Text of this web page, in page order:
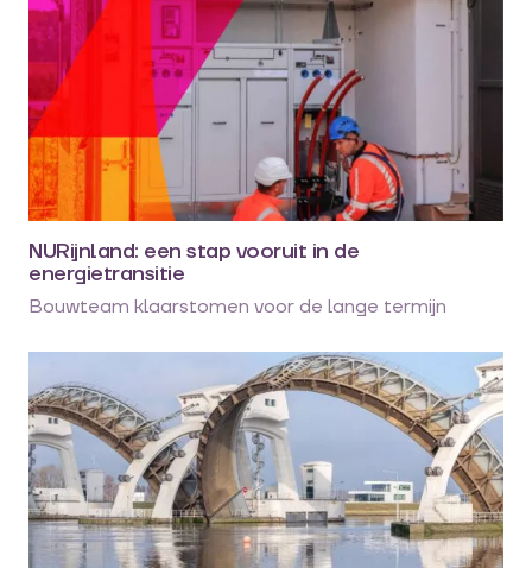
NURijnland: een stap vooruit in de
energietransitie
Bouwteam klaarstomen voor de lange termijn